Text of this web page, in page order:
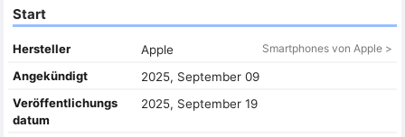
Start
Hersteller Apple Smartphones von Apple >
Angekündigt
2025, September 09
Veröffentlichungs
datum
2025, September 19